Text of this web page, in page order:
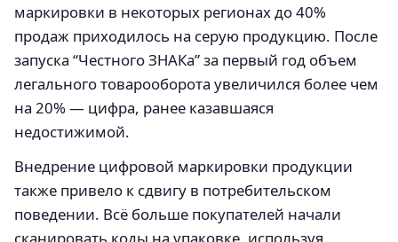
маркировки в некоторых регионах до 40%
продаж приходилось на серую продукцию. После
запуска “Честного ЗНАКа” за первый год объем
легального товарооборота увеличился более чем
на 20% — цифра, ранее казавшаяся
недостижимой.
Внедрение цифровой маркировки продукции
также привело к сдвигу в потребительском
поведении. Всё больше покупателей начали
сканировать коды на упаковке, используя